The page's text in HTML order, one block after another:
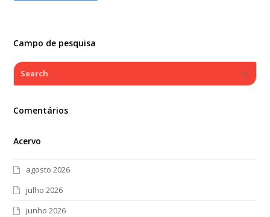
Campo de pesquisa
Search
Comentários
Acervo
agosto 2026
julho 2026
junho 2026